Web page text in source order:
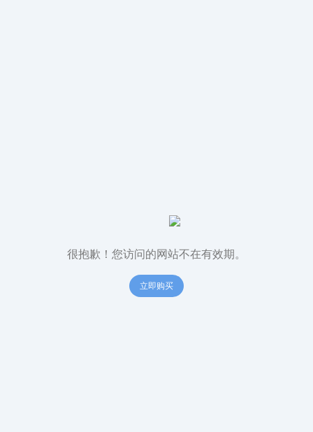
很抱歉！您访问的网站不在有效期。
立即购买